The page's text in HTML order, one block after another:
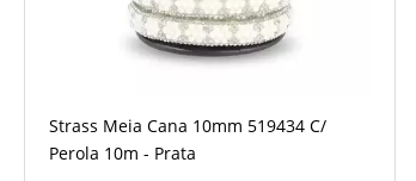
Strass Meia Cana 10mm 519434 C/
Perola 10m - Prata